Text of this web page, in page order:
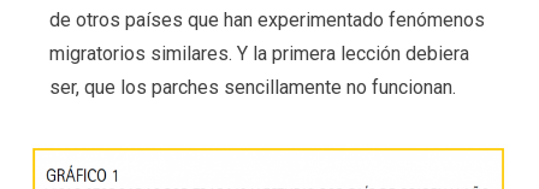
de otros países que han experimentado fenómenos
migratorios similares. Y la primera lección debiera
ser, que los parches sencillamente no funcionan.